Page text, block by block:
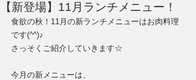
【新登場】11月ランチメニュー！
食欲の秋！11月の新ランチメニューはお肉料理
です(^^)♪
さっそくご紹介していきます☆
今月の新メニューは、